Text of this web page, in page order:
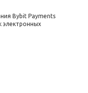
Bybit Payments
электронных